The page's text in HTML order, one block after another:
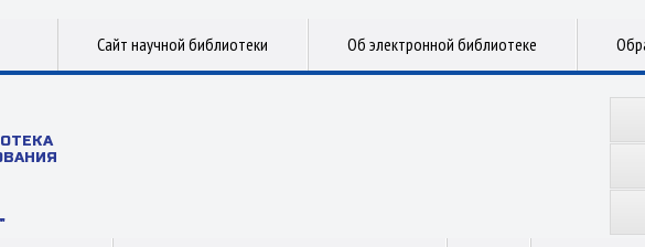
Сайт научной библиотеки Об электронной библиотеке